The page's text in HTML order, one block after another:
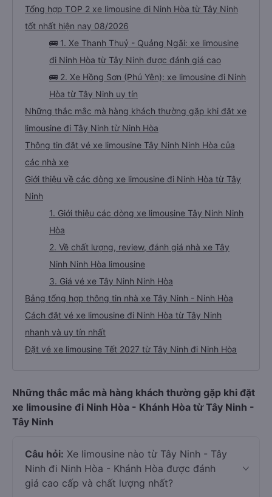
(10 điểm), sáng sớm thì có phát thêm bàn chải kem đánh răng dùng 1 lần. À
trên xe có sẵn 2 chai nước suối 500ml nữa. Chuyến xe yên lặng, tài xế ko hút
thuốc, ko chửi thề, ko to tiếng là mình thấy tuyệt vời rồi. À xe đến bến xe lúc
7h30, sớm hơn dự kiến trên web 1 tiếng nhé. Xe có trung chuyển nội thành
chuyển á, k thì mình chủ động đăng ký cũng đc. Xe mới, sạch sẽ, thơm tho,
Tổng hợp TOP 2 xe limousine đi Ninh Hòa từ Tây Ninh
tốt nhất hiện nay 08/2026
🚌 1. Xe Thanh Thuỷ - Quảng Ngãi: xe limousine
đi Ninh Hòa từ Tây Ninh được đánh giá cao
🚌 2. Xe Hồng Sơn (Phú Yên): xe limousine đi Ninh
Hòa từ Tây Ninh uy tín
Những thắc mắc mà hàng khách thường gặp khi đặt xe
limousine đi Tây Ninh từ Ninh Hòa
Thông tin đặt vé xe limousine Tây Ninh Ninh Hòa của
các nhà xe
Giới thiệu về các dòng xe limousine đi Ninh Hòa từ Tây
Ninh
1. Giới thiệu các dòng xe limousine Tây Ninh Ninh
Hòa
2. Về chất lượng, review, đánh giá nhà xe Tây
Ninh Ninh Hòa limousine
3. Giá vé xe Tây Ninh Ninh Hòa
Bảng tổng hợp thông tin nhà xe Tây Ninh - Ninh Hòa
Cách đặt vé xe limousine đi Ninh Hòa từ Tây Ninh
nhanh và uy tín nhất
Đặt vé xe limousine Tết 2027 từ Tây Ninh đi Ninh Hòa
Những thắc mắc mà hàng khách thường gặp khi đặt
xe limousine đi Ninh Hòa - Khánh Hòa từ Tây Ninh -
Tây Ninh
Câu hỏi: Xe limousine nào từ Tây Ninh - Tây
Ninh đi Ninh Hòa - Khánh Hòa được đánh
giá cao cấp và chất lượng nhất?